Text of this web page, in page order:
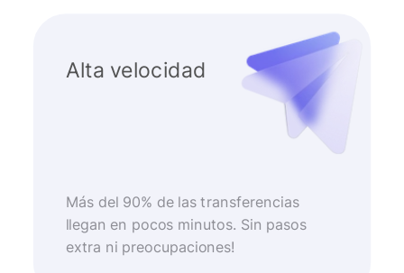
Alta velocidad
Más del 90% de las transferencias
llegan en pocos minutos. Sin pasos
extra ni preocupaciones!